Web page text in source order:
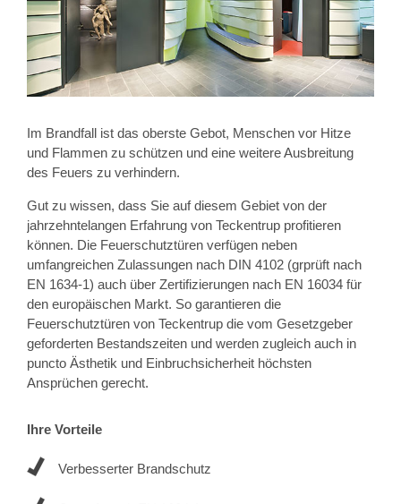
Im Brandfall ist das oberste Gebot, Menschen vor Hitze
und Flammen zu schützen und eine weitere Ausbreitung
des Feuers zu verhindern.
Gut zu wissen, dass Sie auf diesem Gebiet von der
jahrzehntelangen Erfahrung von Teckentrup profitieren
können. Die Feuerschutztüren verfügen neben
umfangreichen Zulassungen nach DIN 4102 (grprüft nach
EN 1634-1) auch über Zertifizierungen nach EN 16034 für
den europäischen Markt. So garantieren die
Feuerschutztüren von Teckentrup die vom Gesetzgeber
geforderten Bestandszeiten und werden zugleich auch in
puncto Ästhetik und Einbruchsicherheit höchsten
Ansprüchen gerecht.
Ihre Vorteile
Verbesserter Brandschutz